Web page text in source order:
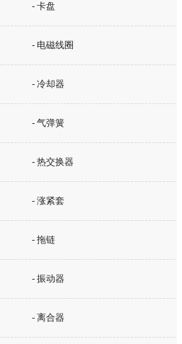
- 卡盘
- 电磁线圈
- 冷却器
- 气弹簧
- 热交换器
- 涨紧套
- 拖链
- 振动器
- 离合器